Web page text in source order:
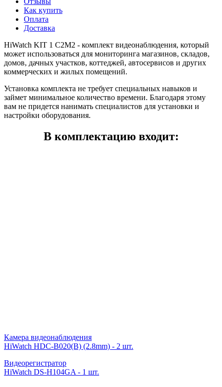
Как купить
Оплата
Доставка
HiWatch KIT 1 C2M2 - комплект видеонаблюдения, который
может использоваться для мониторинга магазинов, складов,
домов, дачных участков, коттеджей, автосервисов и других
коммерческих и жилых помещений.
Установка комплекта не требует специальных навыков и
займет минимальное количество времени. Благодаря этому
вам не придется нанимать специалистов для установки и
настройки оборудования.
В комплектацию входит:
Камера видеонаблюдения
HiWatch HDC-B020(B) (2.8mm) - 2 шт.
Видеорегистратор
HiWatch DS-H104GA - 1 шт.